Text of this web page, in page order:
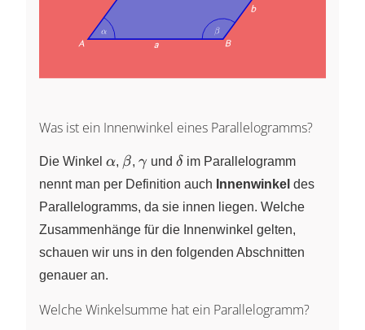
Was ist ein Innenwinkel eines Parallelogramms?
Die Winkel \alpha
α, \beta
β,\gamma
γ und\delta
δ im Parallelogramm
nennt man per Definition auch Innenwinkel des
Parallelogramms, da sie innen liegen. Welche
Zusammenhänge für die Innenwinkel gelten,
schauen wir uns in den folgenden Abschnitten
genauer an.
Welche Winkelsumme hat ein Parallelogramm?